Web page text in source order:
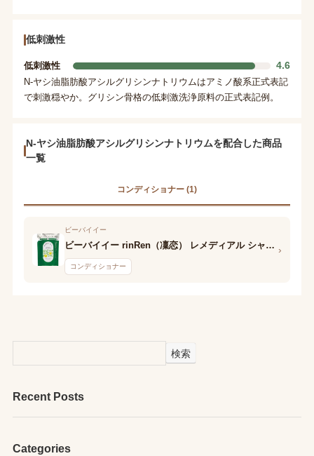
低刺激性
低刺激性 4.6
N-ヤシ油脂肪酸アシルグリシンナトリウムはアミノ酸系正式表記
で刺激穏やか。グリシン骨格の低刺激洗浄原料の正式表記例。
N-ヤシ油脂肪酸アシルグリシンナトリウムを配合した商品
一覧
コンディショナー (1)
ビーバイイー
ビーバイイー rinRen（凜恋） レメディアル シャンプー ミント＆レモン
コンディショナー
›
検索
Recent Posts
Categories